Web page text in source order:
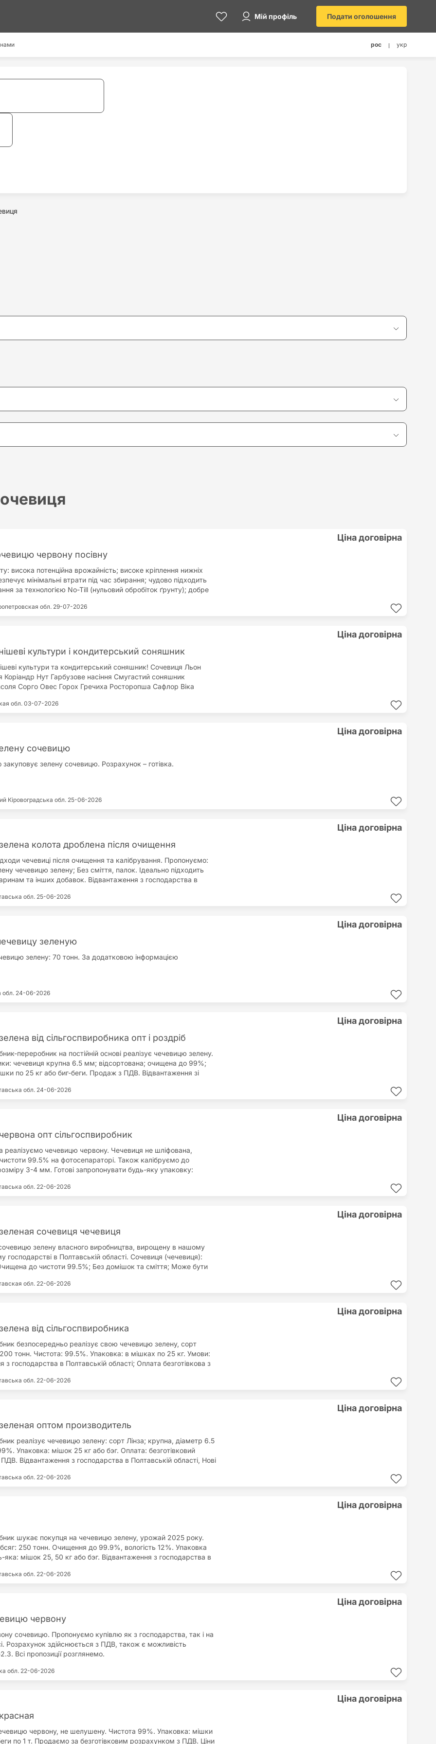
Мій профіль Подати оголошення
рос укр
червону посівну
висока потенційна врожайність; високе кріплення нижніх
мінімальні втрати під час збирання; чудово підходить
за технологією No-Till (нульовий обробіток ґрунту); добре
добре реагує на внесення мінеральних добрив,
обл. 29-07-2026
Ціна договірна
культури і кондитерський соняшник
культури та кондитерський соняшник! Сочевиця Льон
Коріандр Нут Гарбузове насіння Смугастий соняшник
Сорго Овес Горох Гречиха Росторопша Сафлор Віка
розрахунок на вагах! 0985399910
обл. 03-07-2026
Ціна договірна
сочевицю
закуповує зелену сочевицю. Розрахунок – готівка.
Кіровоградська обл. 25-06-2026
Ціна договірна
колота дроблена після очищення
чечевиці після очищення та калібрування. Пропонуємо:
чечевицю зелену; Без сміття, палок. Ідеально підходить
та інших добавок. Відвантаження з господарства в
обл. 25-06-2026
Ціна договірна
зеленую
зелену: 70 тонн. За додатковою інформацією
обл. 24-06-2026
Ціна договірна
від сільгоспвиробника опт і роздріб
переробник на постійній основі реалізує чечевицю зелену.
чечевиця крупна 6.5 мм; відсортована; очищена до 99%;
по 25 кг або биг-беги. Продаж з ПДВ. Відвантаження зі
обл. 24-06-2026
Ціна договірна
опт сільгоспвиробник
реалізуємо чечевицю червону. Чечевиця не шліфована,
99.5% на фотосепараторі. Також калібруємо до
3-4 мм. Готові запропонувати будь-яку упаковку:
власного виробництва: кмин; нут; гірчиця; лін;
обл. 22-06-2026
Ціна договірна
сочевиця чечевиця
зелену власного виробництва, вирощену в нашому
господарстві в Полтавській області. Сочевиця (чечевиця):
до чистоти 99.5%; Без домішок та сміття; Може бути
валютному контракту. Надаємо усі документи від
обл. 22-06-2026
Ціна договірна
від сільгоспвиробника
безпосередньо реалізує свою чечевицю зелену, сорт
тонн. Чистота: 99.5%. Упаковка: в мішках по 25 кг. Умови:
з господарства в Полтавській області; Оплата безготівкова з
нут; горох; кориандр; лін; соняшник кондитерський;
обл. 22-06-2026
Ціна договірна
оптом производитель
реалізує чечевицю зелену: сорт Лінза; крупна, діаметр 6.5
Упаковка: мішок 25 кг або бэг. Оплата: безготівковий
Відвантаження з господарства в Полтавській області, Нові
кориандр; чечевицю червону; нут; лін; соняшник
обл. 22-06-2026
Ціна договірна
шукає покупця на чечевицю зелену, урожай 2025 року.
250 тонн. Очищення до 99.9%, вологість 12%. Упаковка
мішок 25, 50 кг або бэг. Відвантаження з господарства в
пакет документів (походження, якість). Крім чечевиці,
обл. 22-06-2026
Ціна договірна
червону
сочевицю. Пропонуємо купівлю як з господарства, так і на
Розрахунок здійснюється з ПДВ, також є можливість
Всі пропозиції розглянемо.
обл. 22-06-2026
Ціна договірна
червону, не шелушену. Чистота 99%. Упаковка: мішки
по 1 т. Продаємо за безготівковим розрахунком з ПДВ. Ціни
Ціна договірна